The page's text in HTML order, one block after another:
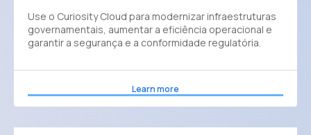
Use o Curiosity Cloud para modernizar infraestruturas
governamentais, aumentar a eficiência operacional e
garantir a segurança e a conformidade regulatória.
Learn more